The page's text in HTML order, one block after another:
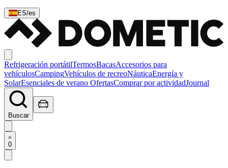
ES/es
Refrigeración portátilTermosBacasAccesorios para
vehículosCampingVehículos de recreoNáuticaEnergía y
SolarEsenciales de verano OfertasComprar por actividadJournal
Buscar
0